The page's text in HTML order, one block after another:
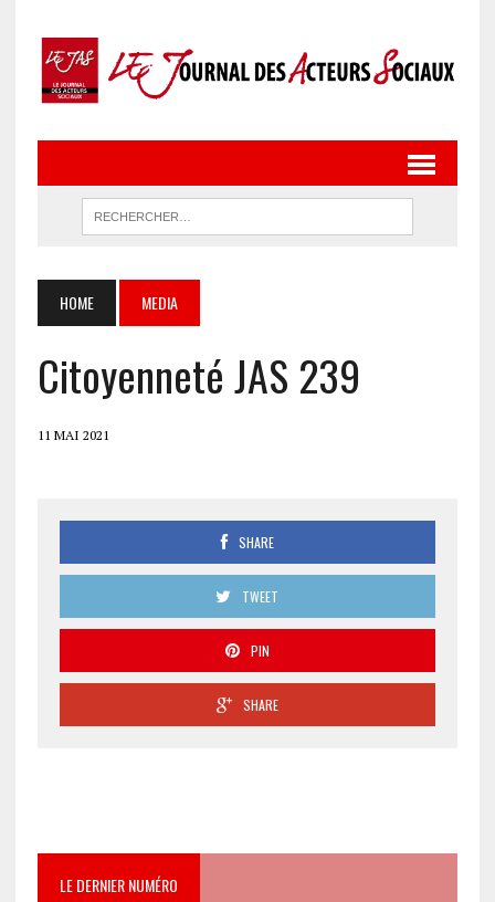
HOME MEDIA
Citoyenneté JAS 239
11 MAI 2021
SHARE
TWEET
PIN
SHARE
LE DERNIER NUMÉRO